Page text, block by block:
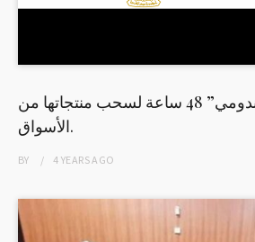
مصر:منح شركة إندومي” 48 ساعة لسحب منتجاتها من
الأسواق.
BY 4 YEARSAGO